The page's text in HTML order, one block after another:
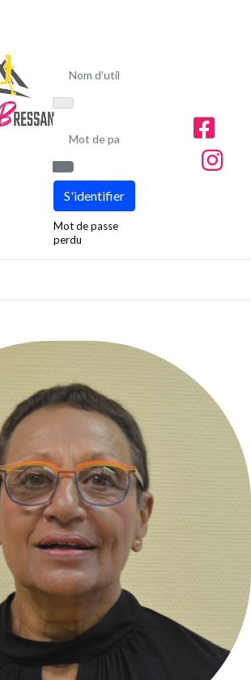
Afficher le mot de passe
S'identifier
Mot de passe
perdu